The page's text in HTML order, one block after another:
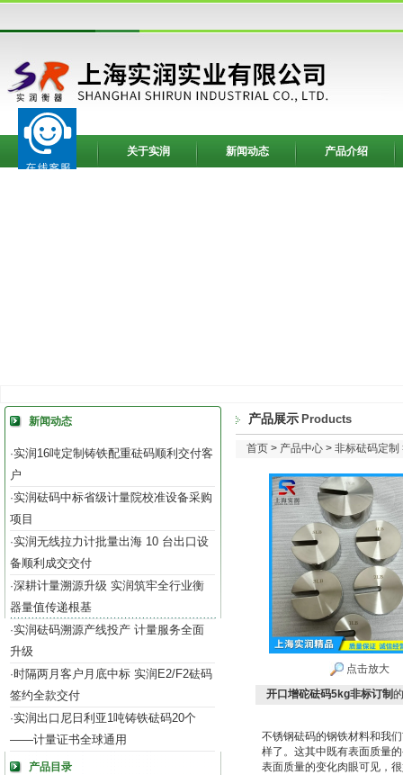
网站首页 关于实润 新闻动态 产品介绍
新闻动态
·实润16吨定制铸铁配重砝码顺利交付客
户
·实润砝码中标省级计量院校准设备采购
项目
·实润无线拉力计批量出海 10 台出口设
备顺利成交交付
·深耕计量溯源升级 实润筑牢全行业衡
器量值传递根基
·实润砝码溯源产线投产 计量服务全面
升级
·时隔两月客户月底中标 实润E2/F2砝码
签约全款交付
·实润出口尼日利亚1吨铸铁砝码20个
——计量证书全球通用
产品目录
产品展示 Products
首页 > 产品中心 > 非标砝码定制
点击放大
开口增砣砝码5kg非标订制
不锈钢砝码的钢铁材料和我
样了。这其中既有表面质量
表面质量的变化肉眼可见，